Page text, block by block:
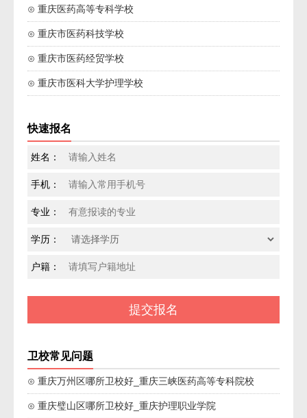
⊙ 重庆医药高等专科学校
⊙ 重庆市医药科技学校
⊙ 重庆市医药经贸学校
⊙ 重庆市医科大学护理学校
快速报名
姓名：
手机：
专业：
学历：
户籍：
卫校常见问题
⊙ 重庆万州区哪所卫校好_重庆三峡医药高等专科院校
⊙ 重庆璧山区哪所卫校好_重庆护理职业学院